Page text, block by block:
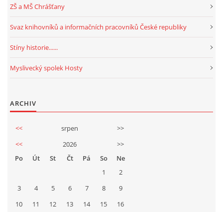
ZŠ a MŠ Chrášťany
Svaz knihovníků a informačních pracovníků České republiky
Stíny historie......
Myslivecký spolek Hosty
ARCHIV
<< srpen
>>
<<
2026
>>
Po
Út St Čt Pá So
Ne
1
2
3
4 5 6 7 8
9
10
11 12 13 14 15
16